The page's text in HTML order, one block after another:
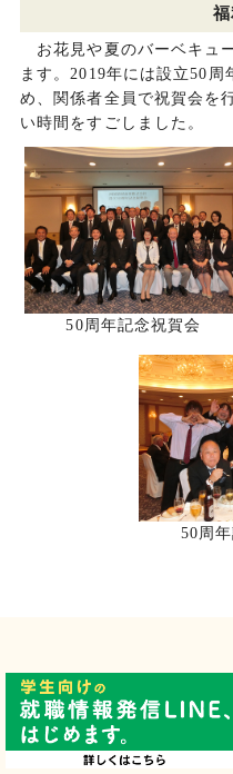
お花見や夏のバーベキュ
ます。2019年には設立50
め、関係者全員で祝賀会を
い時間をすごしました。
50周年記念祝賀会
50周